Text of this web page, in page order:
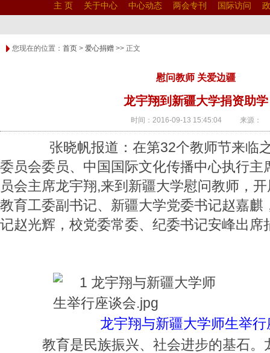
主 页 关于中心 中心动态 两会专刊 国际访问
您现在的位置： 首页 > 爱心捐赠 >> 正文
慰问教师 关爱边疆
龙宇翔到新疆大学捐资助学
时间：2016-09-13 15:45:04 来源：
张晓帆报道： 在第32个教师节来临
委员会委员、中国国际文化传播中心执行主
员会主席龙宇翔,来到新疆大学慰问教师，
教育工委副书记、新疆大学党委书记赵嘉麒
记赵光辉，校党委常委、纪委书记安峰出席
龙宇翔与新疆大学师生举行
教育是民族振兴、社会进步的基石。